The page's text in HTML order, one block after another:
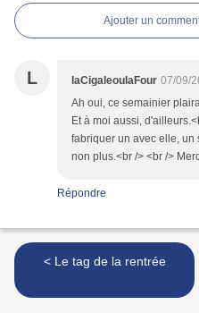
Ajouter un
L laCigaleoulaFour 07/09/
Ah oui, ce semainier
Et à moi aussi,
fabriquer un avec elle, un
non plus.<br /> <br />
Répondre
< Le tag de la rentrée